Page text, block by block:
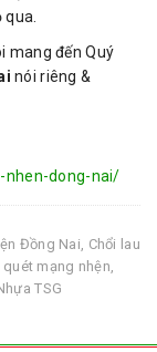
mang đến Quý
nói riêng &
dong-nai/
Đồng Nai, Chổi lau
quét mạng nhện,
TSG